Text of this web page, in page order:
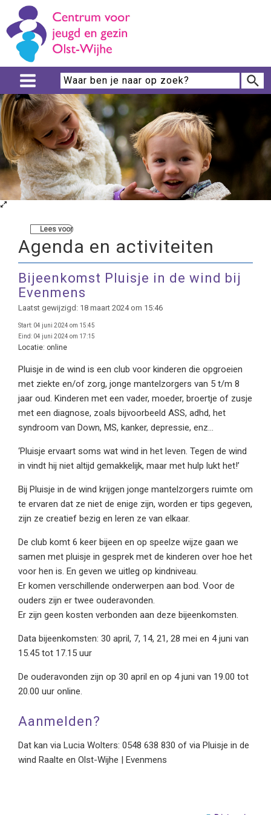
Lees voor
Agenda en activiteiten
Bijeenkomst Pluisje in de wind bij
Evenmens
Laatst gewijzigd: 18 maart 2024 om 15:46
Start: 04 juni 2024 om 15:45
Eind: 04 juni 2024 om 17:15
Locatie: online
Pluisje in de wind is een club voor kinderen die opgroeien
met ziekte en/of zorg, jonge mantelzorgers van 5 t/m 8
jaar oud. Kinderen met een vader, moeder, broertje of zusje
met een diagnose, zoals bijvoorbeeld ASS, adhd, het
syndroom van Down, MS, kanker, depressie, enz…
‘Pluisje ervaart soms wat wind in het leven. Tegen de wind
in vindt hij niet altijd gemakkelijk, maar met hulp lukt het!’
Bij Pluisje in de wind krijgen jonge mantelzorgers ruimte om
te ervaren dat ze niet de enige zijn, worden er tips gegeven,
zijn ze creatief bezig en leren ze van elkaar.
De club komt 6 keer bijeen en op speelze wijze gaan we
samen met pluisje in gesprek met de kinderen over hoe het
voor hen is. En geven we uitleg op kindniveau.
Er komen verschillende onderwerpen aan bod. Voor de
ouders zijn er twee ouderavonden.
Er zijn geen kosten verbonden aan deze bijeenkomsten.
Data bijeenkomsten: 30 april, 7, 14, 21, 28 mei en 4 juni van
15.45 tot 17.15 uur
De ouderavonden zijn op 30 april en op 4 juni van 19.00 tot
20.00 uur online.
Aanmelden?
Dat kan via Lucia Wolters: 0548 638 830 of via Pluisje in de
wind Raalte en Olst-Wijhe | Evenmens